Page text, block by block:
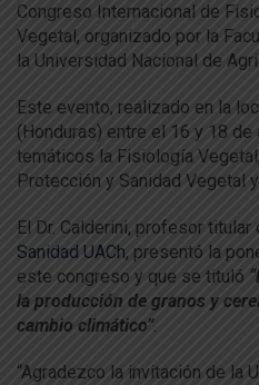
Congreso Internacional de
Vegetal, organizado por la
la Universidad Nacional de
Este evento, realizado en la
(Honduras) entre el 16 y 18
temáticos la Fisiología
Protección y Sanidad Vegetal
El Dr. Calderini, profesor titular
Sanidad UACh, presentó la
este congreso y que se tituló
la producción de granos y
cambio climático”.
“Agradezco la invitación de la